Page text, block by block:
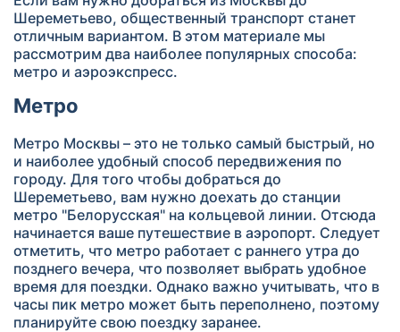
Шереметьево, общественный транспорт станет
отличным вариантом. В этом материале мы
рассмотрим два наиболее популярных способа:
метро и аэроэкспресс.
Метро
Метро Москвы – это не только самый быстрый, но
и наиболее удобный способ передвижения по
городу. Для того чтобы добраться до
Шереметьево, вам нужно доехать до станции
метро "Белорусская" на кольцевой линии. Отсюда
начинается ваше путешествие в аэропорт. Следует
отметить, что метро работает с раннего утра до
позднего вечера, что позволяет выбрать удобное
время для поездки. Однако важно учитывать, что в
часы пик метро может быть переполнено, поэтому
планируйте свою поездку заранее.